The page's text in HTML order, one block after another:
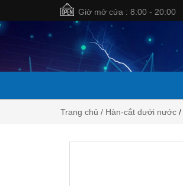
Giờ mở cửa : 8:00 - 20:00
Trang chủ / Hàn-cắt dưới nước /